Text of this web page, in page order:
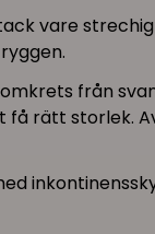
vare
från
få rätt storlek.